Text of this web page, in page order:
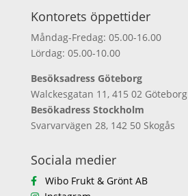
Kontorets öppettider
Måndag-Fredag: 05.00-16.00
Lördag: 05.00-10.00
Besöksadress Göteborg
Walckesgatan 11, 415 02 Göteborg
Besökadress Stockholm
Svarvarvägen 28, 142 50 Skogås
Sociala medier
Wibo Frukt & Grönt AB